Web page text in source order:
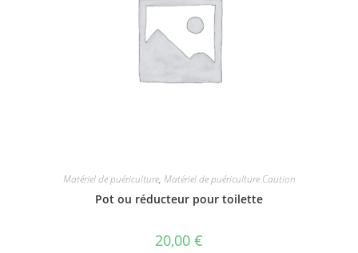
Matériel de puériculture, Matériel de puériculture Caution
Pot ou réducteur pour toilette
20,00 €